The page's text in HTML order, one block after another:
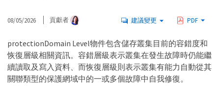
08/05/2026 貢獻者 建議變更 PDF
protectionDomain Level物件包含儲存叢集目前的容錯度和
恢復層級相關資訊。容錯層級表示叢集在發生故障時仍能繼
續讀取及寫入資料、而恢復層級則表示叢集有能力自動從其
關聯類型的保護網域中的一或多個故障中自我修復。